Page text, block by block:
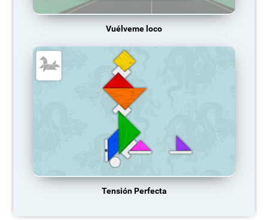
Vuélveme loco
Tensión Perfecta